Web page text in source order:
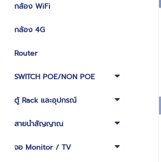
กล้อง WiFi
กล้อง 4G
Router
SWITCH POE/NON POE
ตู้ Rack และอุปกรณ์
สายนำสัญญาณ
จอ Monitor / TV